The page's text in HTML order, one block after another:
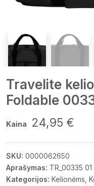
Travelite
Foldable
Kaina 24,95 €
SKU: 0000062650
Aprašymas: TR_00335
Kategorijos: Kelionėms